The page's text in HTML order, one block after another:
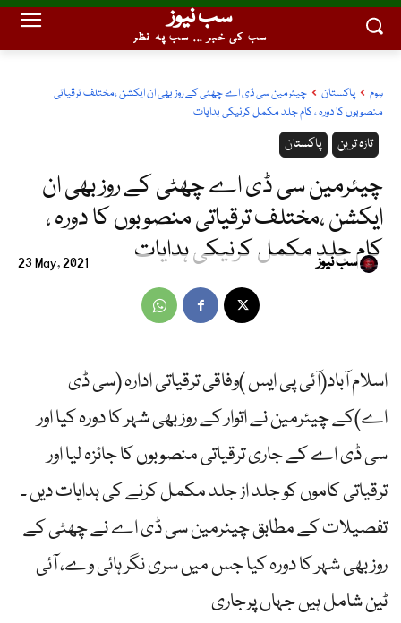
سب نیوز
سب کی خبر ... سب پہ نظر
ہوم پاکستان
چیئرمین سی ڈی اے چھٹی کے روز بھی ان ایکشن ،مختلف ترقیاتی
منصوبوں کا دورہ ، کام جلد مکمل کرنیکی ہدایات
پاکستان تازہ ترین
چیئرمین سی ڈی اے چھٹی کے روز بھی ان
ایکشن ،مختلف ترقیاتی منصوبوں کا دورہ ،
کام جلد مکمل کرنیکی ہدایات
23 May, 2021 سب نیوز
اسلام آباد(آئی پی ایس )وفاقی ترقیاتی ادارہ (سی ڈی
اے)کے چیئرمین نے اتوار کے روز بھی شہر کا دورہ کیا اور
سی ڈی اے کے جاری ترقیاتی منصوبوں کا جائزہ لیا اور
ترقیاتی کاموں کو جلد از جلد مکمل کرنے کی ہدایات دیں ۔
تفصیلات کے مطابق چیئرمین سی ڈی اے نے چھٹی کے
روز بھی شہر کا دورہ کیا جس میں سری نگر ہائی وے، آئی
ٹین شامل ہیں جہاں پرجاری